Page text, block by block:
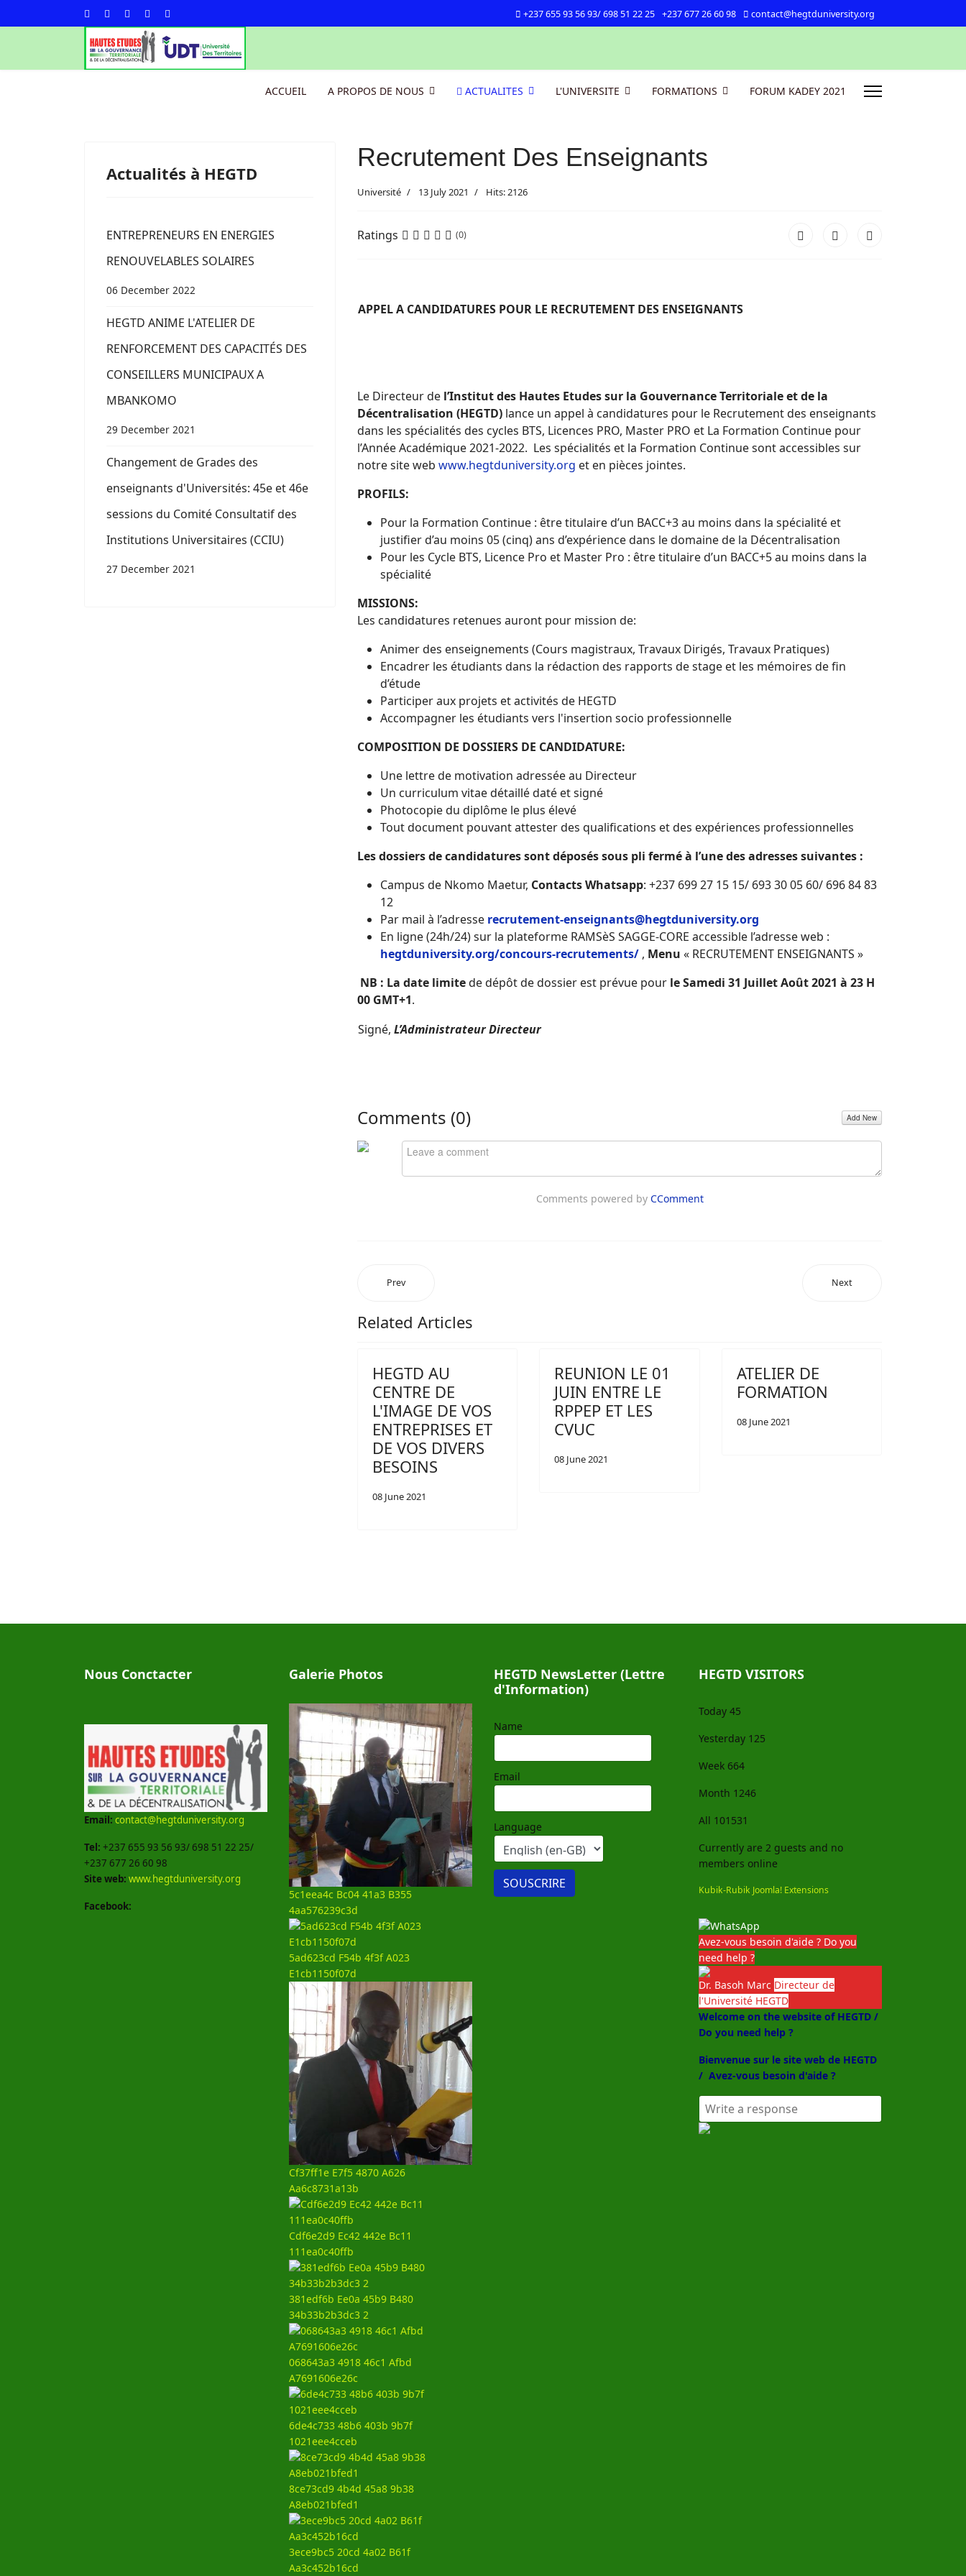
+237 655 93 56 93/ 698 51 22 25 +237 677 26 60 98 contact@hegtduniversity.org
ACCUEIL A PROPOS DE NOUS ACTUALITES L'UNIVERSITE FORMATIONS FORUM KADEY 2021
Actualités à HEGTD
ENTREPRENEURS EN ENERGIES
RENOUVELABLES SOLAIRES
06 December 2022
HEGTD ANIME L'ATELIER DE
RENFORCEMENT DES CAPACITÉS DES
CONSEILLERS MUNICIPAUX A
MBANKOMO
29 December 2021
Changement de Grades des
enseignants d'Universités: 45e et 46e
sessions du Comité Consultatif des
Institutions Universitaires (CCIU)
27 December 2021
Recrutement Des Enseignants
Université 13 July 2021 Hits: 2126
Ratings (0)
APPEL A CANDIDATURES POUR LE RECRUTEMENT DES ENSEIGNANTS
Le Directeur de l’Institut des Hautes Etudes sur la Gouvernance Territoriale et de la
Décentralisation (HEGTD) lance un appel à candidatures pour le Recrutement des enseignants
dans les spécialités des cycles BTS, Licences PRO, Master PRO et La Formation Continue pour
l’Année Académique 2021-2022. Les spécialités et la Formation Continue sont accessibles sur
notre site web www.hegtduniversity.org et en pièces jointes.
PROFILS:
Pour la Formation Continue : être titulaire d’un BACC+3 au moins dans la spécialité et
justifier d’au moins 05 (cinq) ans d’expérience dans le domaine de la Décentralisation
Pour les Cycle BTS, Licence Pro et Master Pro : être titulaire d’un BACC+5 au moins dans la
spécialité
MISSIONS:
Les candidatures retenues auront pour mission de:
Animer des enseignements (Cours magistraux, Travaux Dirigés, Travaux Pratiques)
Encadrer les étudiants dans la rédaction des rapports de stage et les mémoires de fin
d’étude
Participer aux projets et activités de HEGTD
Accompagner les étudiants vers l'insertion socio professionnelle
COMPOSITION DE DOSSIERS DE CANDIDATURE:
Une lettre de motivation adressée au Directeur
Un curriculum vitae détaillé daté et signé
Photocopie du diplôme le plus élevé
Tout document pouvant attester des qualifications et des expériences professionnelles
Les dossiers de candidatures sont déposés sous pli fermé à l’une des adresses suivantes :
Campus de Nkomo Maetur, Contacts Whatsapp: +237 699 27 15 15/ 693 30 05 60/ 696 84 83
12
Par mail à l’adresse recrutement-enseignants@hegtduniversity.org
En ligne (24h/24) sur la plateforme RAMSèS SAGGE-CORE accessible l’adresse web :
hegtduniversity.org/concours-recrutements/ , Menu « RECRUTEMENT ENSEIGNANTS »
NB : La date limitede dépôt de dossier est prévue pour le Samedi 31 Juillet Août 2021 à 23 H
00 GMT+1.
Signé, L’Administrateur Directeur
Comments (0) Add New
Comments powered by CComment
Prev Next
Related Articles
HEGTD AU
CENTRE DE
L'IMAGE DE VOS
ENTREPRISES ET
DE VOS DIVERS
BESOINS
08 June 2021
REUNION LE 01
JUIN ENTRE LE
RPPEP ET LES
CVUC
08 June 2021
ATELIER DE
FORMATION
08 June 2021
Nous Conctacter
Email: contact@hegtduniversity.org
Tel: +237 655 93 56 93/ 698 51 22 25/
+237 677 26 60 98
Site web: www.hegtduniversity.org
Facebook:
Galerie Photos
5c1eea4c Bc04 41a3 B355
4aa576239c3d
5ad623cd F54b 4f3f A023
E1cb1150f07d
Cf37ff1e E7f5 4870 A626
Aa6c8731a13b
Cdf6e2d9 Ec42 442e Bc11
111ea0c40ffb
381edf6b Ee0a 45b9 B480
34b33b2b3dc3 2
068643a3 4918 46c1 Afbd
A7691606e26c
6de4c733 48b6 403b 9b7f
1021eee4cceb
8ce73cd9 4b4d 45a8 9b38
A8eb021bfed1
3ece9bc5 20cd 4a02 B61f
Aa3c452b16cd
HEGTD NewsLetter (Lettre
d'Information)
Name
Email
Language
HEGTD VISITORS
Today 45
Yesterday 125
Week 664
Month 1246
All 101531
Currently are 2 guests and no
members online
Kubik-Rubik Joomla! Extensions
Avez-vous besoin d'aide ? Do you
need help ?
Dr. Basoh Marc Directeur de
l'Université HEGTD
Welcome on the website of HEGTD /
Do you need help ?
Bienvenue sur le site web de HEGTD
/ Avez-vous besoin d'aide ?